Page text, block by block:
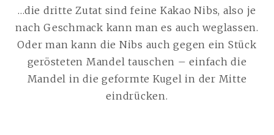
…die dritte Zutat sind feine Kakao Nibs, also je
nach Geschmack kann man es auch weglassen.
Oder man kann die Nibs auch gegen ein Stück
gerösteten Mandel tauschen – einfach die
Mandel in die geformte Kugel in der Mitte
eindrücken.